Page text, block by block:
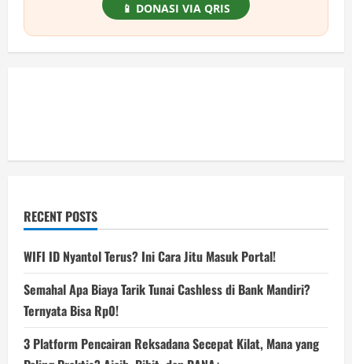
📱 DONASI VIA QRIS
RECENT POSTS
WIFI ID Nyantol Terus? Ini Cara Jitu Masuk Portal!
Semahal Apa Biaya Tarik Tunai Cashless di Bank Mandiri?
Ternyata Bisa Rp0!
3 Platform Pencairan Reksadana Secepat Kilat, Mana yang